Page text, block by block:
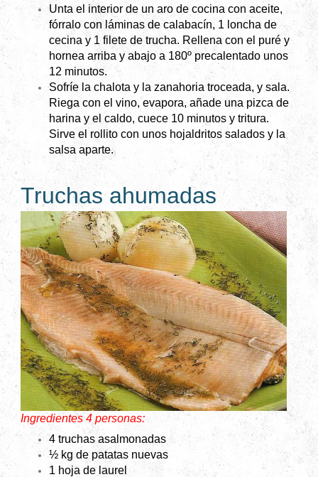
Unta el interior de un aro de cocina con aceite,
fórralo con láminas de calabacín, 1 loncha de
cecina y 1 filete de trucha. Rellena con el puré y
hornea arriba y abajo a 180º precalentado unos
12 minutos.
Sofríe la chalota y la zanahoria troceada, y sala.
Riega con el vino, evapora, añade una pizca de
harina y el caldo, cuece 10 minutos y tritura.
Sirve el rollito con unos hojaldritos salados y la
salsa aparte.
Truchas ahumadas
Ingredientes 4 personas:
4 truchas asalmonadas
½ kg de patatas nuevas
1 hoja de laurel